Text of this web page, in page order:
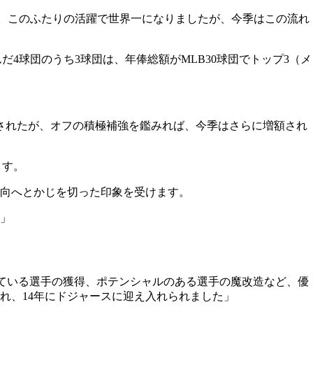
このふたりの活躍で世界一になりましたが、今季はこの流れ
4球団のうち3球団は、年俸総額がMLB30球団でトップ3（メ
たが、オフの積極補強を鑑みれば、今季はさらに増額され
。
へとかじを切った印象を受けます。
る選手の獲得、ポテンシャルのある選手の魔改造など、優
14年にドジャースに迎え入れられました」